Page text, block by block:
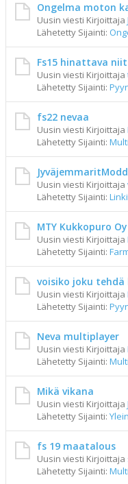
Ongelma moton
Uusin viesti Kirjoittaja
Lähetetty Sijainti:
Fs15 hinattava
Uusin viesti Kirjoittaja
Lähetetty Sijainti:
fs22 nevaa
Uusin viesti Kirjoittaja
Lähetetty Sijainti:
Uusin viesti Kirjoittaja
Lähetetty Sijainti:
MTY Kukkopuro Oy
Uusin viesti Kirjoittaja
Lähetetty Sijainti:
voisiko joku
Uusin viesti Kirjoittaja
Lähetetty Sijainti:
Neva multiplayer
Uusin viesti Kirjoittaja
Lähetetty Sijainti:
Mikä vikana
Uusin viesti Kirjoittaja
Lähetetty Sijainti:
fs 19 maatalous
Uusin viesti Kirjoittaja
Lähetetty Sijainti: